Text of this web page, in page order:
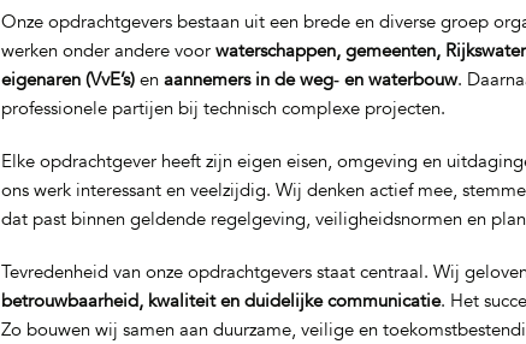
Onze opdrachtgevers bestaan uit een brede en diverse groep
werken onder andere voorwaterschappen, gemeenten,
eigenaren (VvE’s) enaannemers in de weg‑ en waterbouw.
professionele partijen bij technisch complexe projecten.
Elke opdrachtgever heeft zijn eigen eisen, omgeving en
ons werk interessant en veelzijdig. Wij denken actief mee,
dat past binnen geldende regelgeving, veiligheidsnormen en
Tevredenheid van onze opdrachtgevers staat centraal. Wij
betrouwbaarheid, kwaliteit en duidelijke communicatie. Het
Zo bouwen wij samen aan duurzame, veilige en